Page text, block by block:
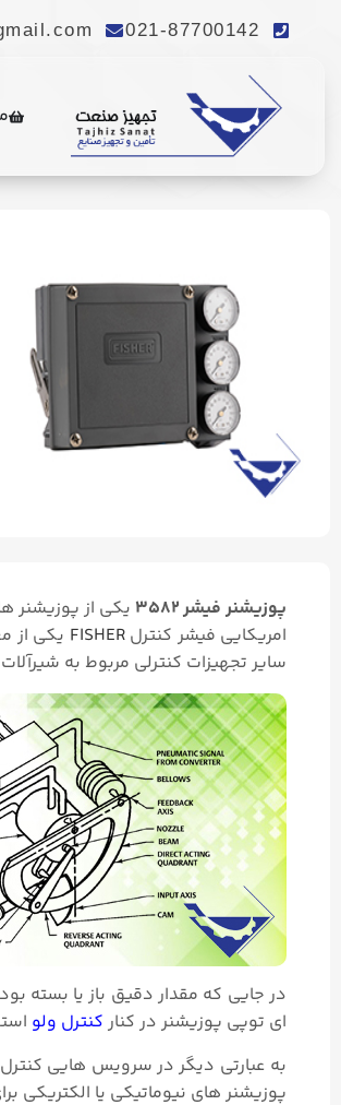
021-87700142
پوزیشنر فیشر ۳۵۸۲
یکی از پوزیشنر
امریکایی فیشر کنترل FISHER
یکی از
سایر تجهیزات کنترلی مربوط به
در جایی که مقدار دقیق باز یا بسته
ای توپی پوزیشنر در کنار کنترل ولو
پوزیشنر های نیوماتیکی یا الکتریکی